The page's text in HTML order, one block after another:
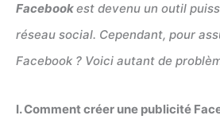
Facebookest devenu un outil
réseau social. Cependant, pour
Facebook ? Voici autant de
I. Comment créer une publicité